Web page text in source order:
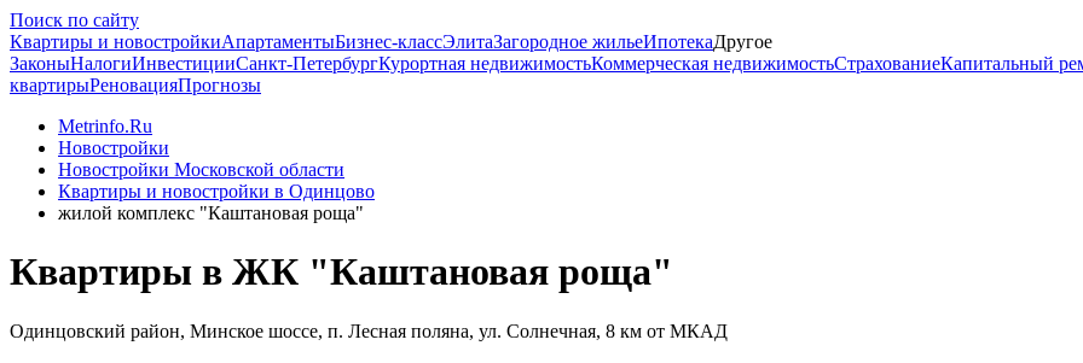
Поиск по сайту
Квартиры и новостройкиАпартаментыБизнес-классЭлитаЗагородное жильеИпотекаДругое
ЗаконыНалогиИнвестицииСанкт-ПетербургКурортная недвижимостьКоммерческая недвижимостьСтрахованиеКапитальный
квартирыРеновацияПрогнозы
Metrinfo.Ru
Новостройки
Новостройки Московской области
Квартиры и новостройки в Одинцово
жилой комплекс "Каштановая роща"
Квартиры в ЖК "Каштановая роща"
Одинцовский район, Минское шоссе, п. Лесная поляна, ул. Солнечная, 8 км от МКАД